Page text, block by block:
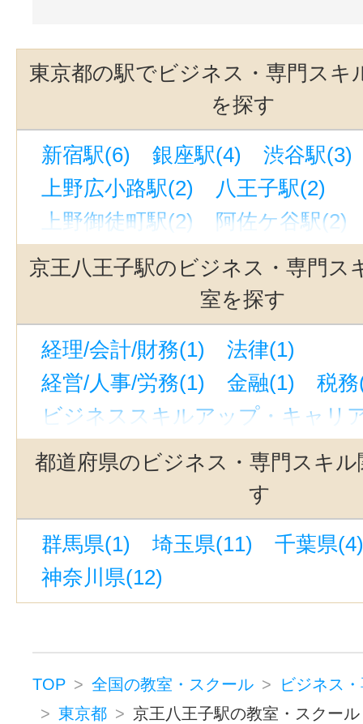
東京都の駅でビジネス・専門スキ
を探す
新宿駅(6) 銀座駅(4)
渋谷駅(3)
上野広小路駅(2)
八王子駅(2)
上野御徒町駅(2)
阿佐ケ谷駅(2)
水道橋駅(2)
大井町駅(2)
池袋
神保町駅(2)
錦糸町駅(東京)(2)
吉祥寺駅(2)
立川駅(2)
秋葉原駅(2)
宝町駅(
人形町駅(1)
稲荷町駅(東京)(1)
新線新宿駅(1)
東銀座駅(1)
日本橋駅(東京)(1)
初台駅(1)
月島駅(1)
新宿西口駅(1)
白金高輪駅(1)
銀座一丁目駅(1)
幡ヶ谷駅(1)
三田駅(東京)(1)
御徒町駅(1)
四ツ谷駅(1)
東中
新宿三丁目駅(1)
高円寺駅(1)
京王八王子駅のビジネス・専門ス
室を探す
経理/会計/財務(1)
法律(1)
経営/人事/労務(1)
金融(1)
税
ビジネススキルアップ・キャリ
ビジネス・専門スキルその他(2)
都道府県のビジネス・専門スキ
す
群馬県(1) 埼玉県(11)
千葉県(4)
神奈川県(12)
TOP 全国の教室・スクール
ビジネス
東京都
京王八王子駅の教室・スクール